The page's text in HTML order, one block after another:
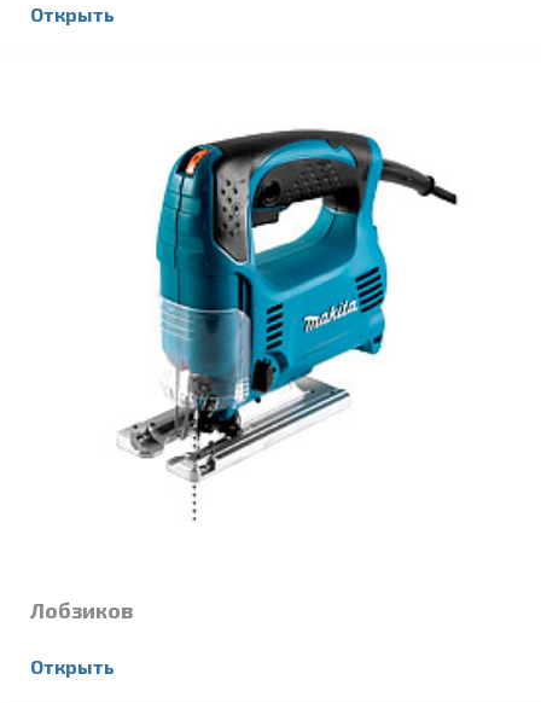
Открыть
Лобзиков
Открыть